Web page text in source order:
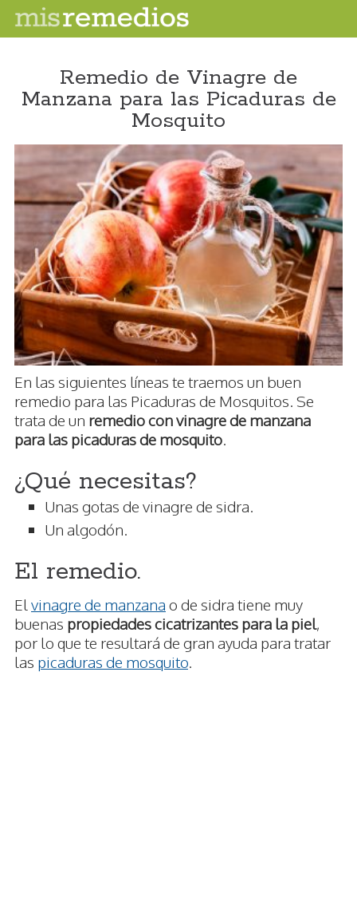
Remedio de Vinagre de
Manzana para las Picaduras de
Mosquito
En las siguientes líneas te traemos un buen
remedio para las Picaduras de Mosquitos. Se
trata de un remedio con vinagre de manzana
para las picaduras de mosquito.
¿Qué necesitas?
Unas gotas de vinagre de sidra.
Un algodón.
El remedio.
El vinagre de manzana o de sidra tiene muy
buenas propiedades cicatrizantes para la piel,
por lo que te resultará de gran ayuda para tratar
las picaduras de mosquito.